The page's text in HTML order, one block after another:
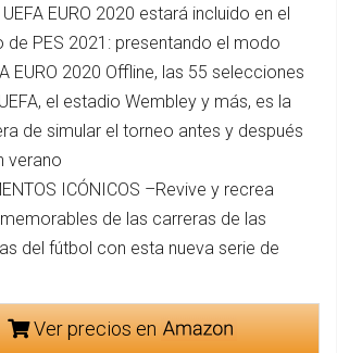
EURO 2020 estará incluido en el
de PES 2021: presentando el modo
EURO 2020 Offline, las 55 selecciones
el estadio Wembley y más, es la
de simular el torneo antes y después
verano
ICÓNICOS –Revive y recrea
de las carreras de las
del fútbol con esta nueva serie de
Ver precios en